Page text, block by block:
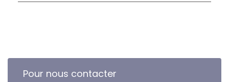
Pour nous contacter